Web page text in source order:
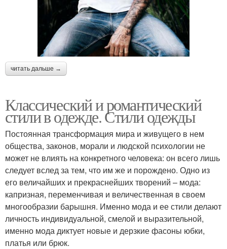
читать дальше →
Классический и романтический
стили в одежде. Стили одежды
Постоянная трансформация мира и живущего в нем
общества, законов, морали и людской психологии не
может не влиять на конкретного человека: он всего лишь
следует вслед за тем, что им же и порождено. Одно из
его величайших и прекраснейших творений – мода:
капризная, переменчивая и величественная в своем
многообразии барышня. Именно мода и ее стили делают
личность индивидуальной, смелой и выразительной,
именно мода диктует новые и дерзкие фасоны юбки,
платья или брюк.